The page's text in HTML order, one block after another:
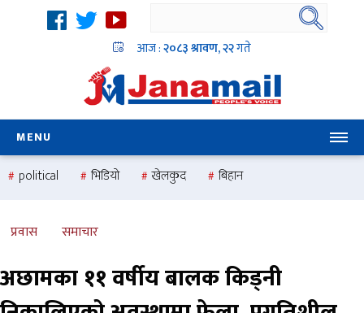
आज :२०८३ श्रावण, २२गते
MENU
political भिडियो खेलकुद
बिहान
national
health
प्रवास समाचार
अछामका ११ वर्षीय बालक किड्नी